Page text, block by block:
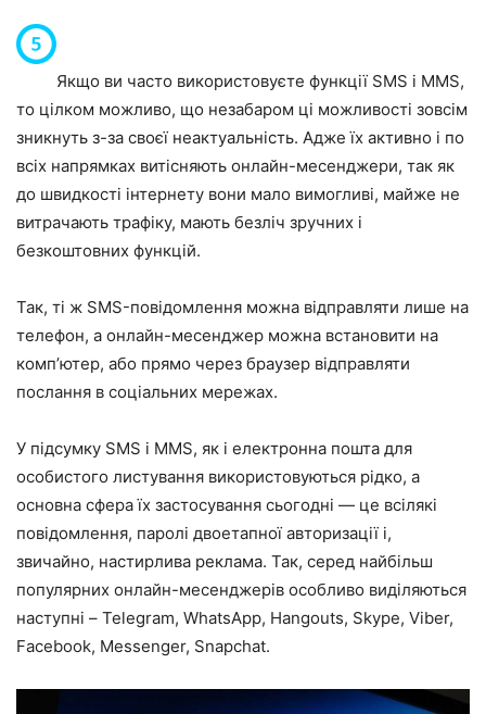
Якщо ви часто використовуєте функції SMS і MMS,
то цілком можливо, що незабаром ці можливості зовсім
зникнуть з-за своєї неактуальність. Адже їх активно і по
всіх напрямках витісняють онлайн-месенджери, так як
до швидкості інтернету вони мало вимогливі, майже не
витрачають трафіку, мають безліч зручних і
безкоштовних функцій.
Так, ті ж SMS-повідомлення можна відправляти лише на
телефон, а онлайн-месенджер можна встановити на
комп’ютер, або прямо через браузер відправляти
послання в соціальних мережах.
У підсумку SMS і MMS, як і електронна пошта для
особистого листування використовуються рідко, а
основна сфера їх застосування сьогодні — це всілякі
повідомлення, паролі двоетапної авторизації і,
звичайно, настирлива реклама. Так, серед найбільш
популярних онлайн-месенджерів особливо виділяються
наступні – Telegram, WhatsApp, Hangouts, Skype, Viber,
Facebook, Messenger, Snapchat.